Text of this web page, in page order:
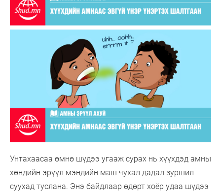
Унтахаасаа өмнө шүдээ угааж сурах нь хүүхдэд амны
хөндийн эрүүл мэндийн маш чухал дадал зуршил
суухад туслана. Энэ байдлаар өдөрт хоёр удаа шүдээ